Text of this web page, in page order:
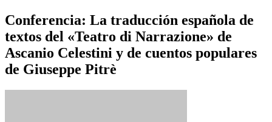
Conferencia: La traducción española de
textos del «Teatro di Narrazione» de
Ascanio Celestini y de cuentos populares
de Giuseppe Pitrè